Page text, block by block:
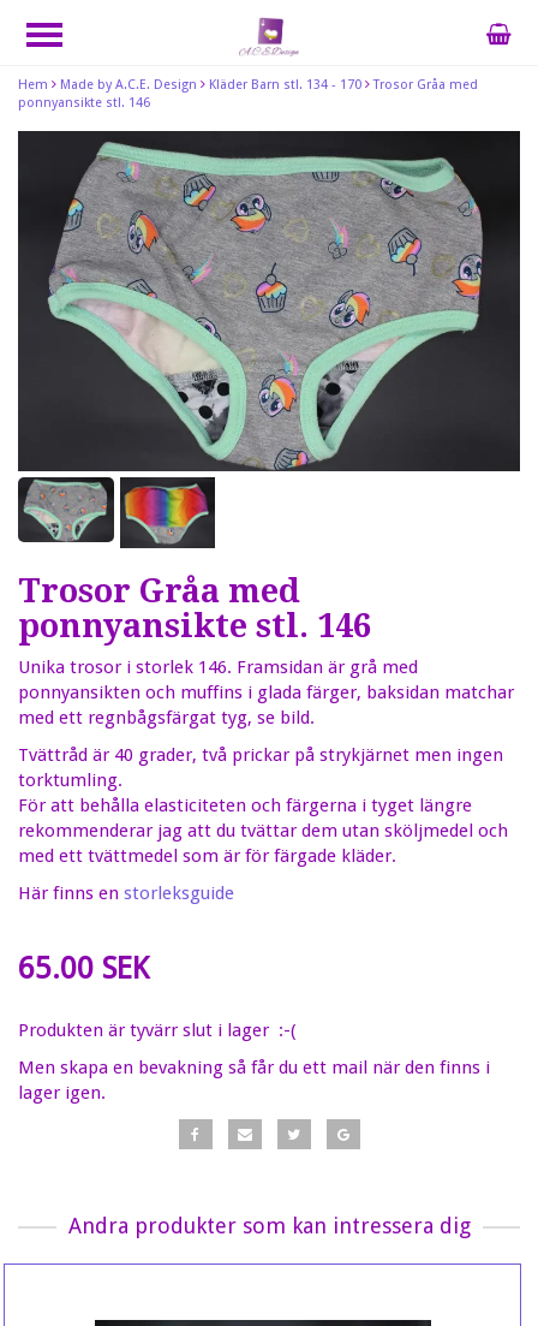
Hem Made by A.C.E. Design Kläder Barn stl. 134 - 170
Trosor Gråa med
ponnyansikte stl. 146
Trosor Gråa med
ponnyansikte stl. 146
Unika trosor i storlek 146. Framsidan är grå med
ponnyansikten och muffins i glada färger, baksidan matchar
med ett regnbågsfärgat tyg, se bild.
Tvättråd är 40 grader, två prickar på strykjärnet men ingen
torktumling.
För att behålla elasticiteten och färgerna i tyget längre
rekommenderar jag att du tvättar dem utan sköljmedel och
med ett tvättmedel som är för färgade kläder.
Här finns en storleksguide
65.00 SEK
Produkten är tyvärr slut i lager :-(
Men skapa en bevakning så får du ett mail när den finns i
lager igen.
Andra produkter som kan intressera dig